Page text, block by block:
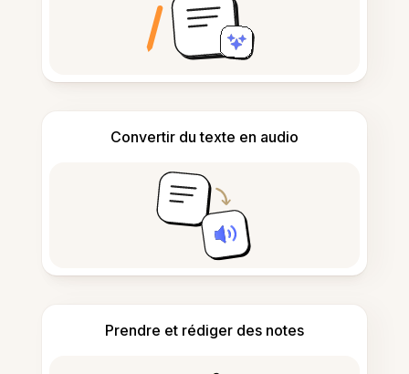
Convertir du texte en audio
Prendre et rédiger des notes